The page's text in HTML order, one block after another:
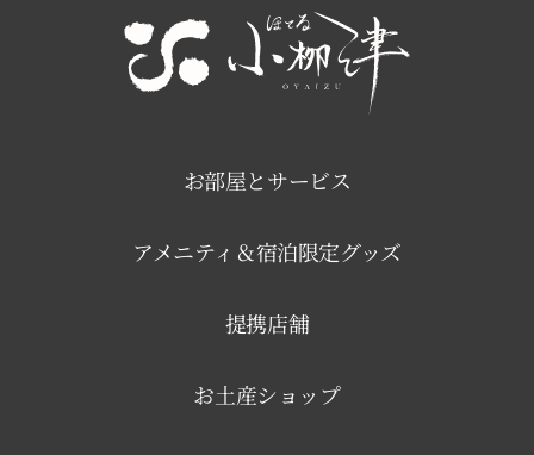
お部屋とサービス
アメニティ＆宿泊限定グッズ
提携店舗
お土産ショップ